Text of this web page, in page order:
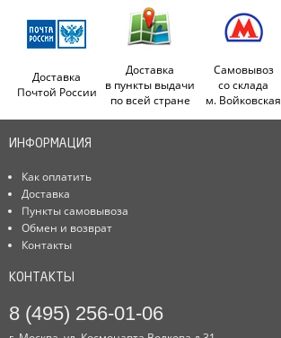
Доставка
Почтой России
Доставка
в пункты выдачи
по всей стране
Самовывоз
со склада
м. Войковская
ИНФОРМАЦИЯ
Как оплатить
Доставка
Пункты самовывоза
Обмен и возврат
Контакты
КОНТАКТЫ
8 (495) 256-01-06